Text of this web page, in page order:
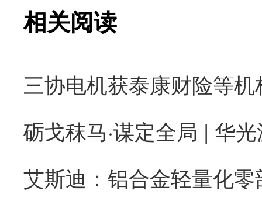
相关阅读
砺戈秣马·谋定全局 | 华